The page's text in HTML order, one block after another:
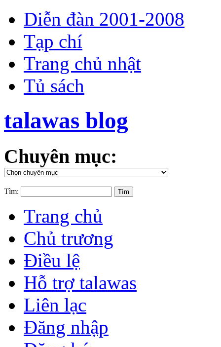
Diễn đàn 2001-2008
Tạp chí
Trang chủ nhật
Tủ sách
talawas blog
Chuyên mục:
Tìm:
Trang chủ
Chủ trương
Điều lệ
Hỗ trợ talawas
Liên lạc
Đăng nhập